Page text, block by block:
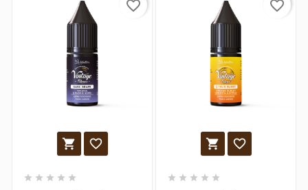
 
    
favorite_border
 
    
favorite_border